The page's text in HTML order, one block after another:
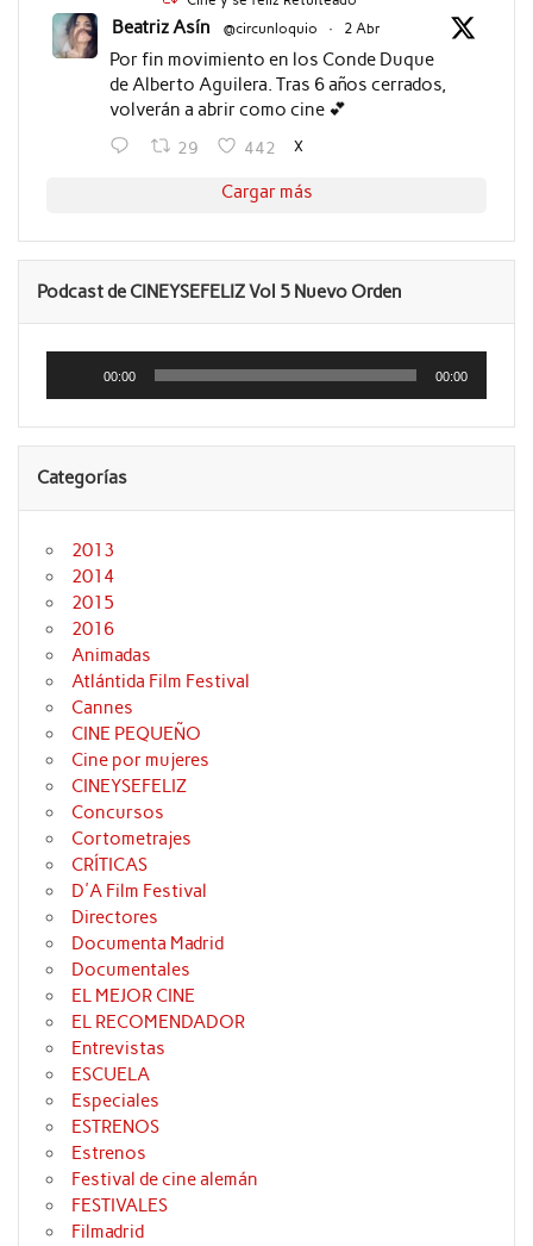
Beatriz Asín @circunloquio · 2 Abr
Por fin movimiento en los Conde Duque
de Alberto Aguilera. Tras 6 años cerrados,
volverán a abrir como cine 💕
29 442 X
Cargar más
Podcast de CINEYSEFELIZ Vol 5 Nuevo Orden
Reproductor
audio
00:00 00:00
Categorías
2013
2014
2015
2016
Animadas
Atlántida Film Festival
Cannes
CINE PEQUEÑO
Cine por mujeres
CINEYSEFELIZ
Concursos
Cortometrajes
CRÍTICAS
D'A Film Festival
Directores
Documenta Madrid
Documentales
EL MEJOR CINE
EL RECOMENDADOR
Entrevistas
ESCUELA
Especiales
ESTRENOS
Estrenos
Festival de cine alemán
FESTIVALES
Filmadrid